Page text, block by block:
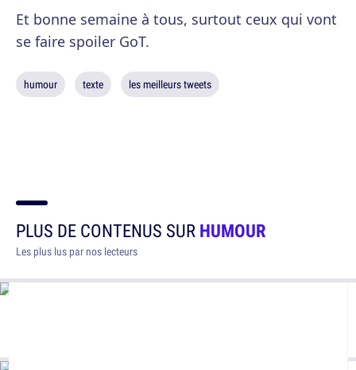
Et bonne semaine à tous, surtout ceux qui vont
se faire spoiler GoT.
humour texte les meilleurs tweets
PLUS DE CONTENUS SURHUMOUR
Les plus lus par nos lecteurs